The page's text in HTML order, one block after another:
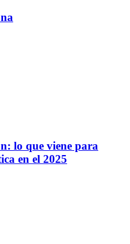
lo que viene para
en el 2025